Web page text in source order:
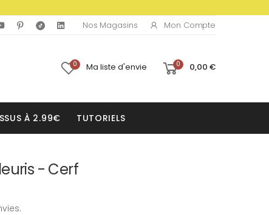
Nos Magasins Mon Compte
0 Ma liste d'envie 0 0,00 €
À 2.99€ TUTORIELS
- Cerf